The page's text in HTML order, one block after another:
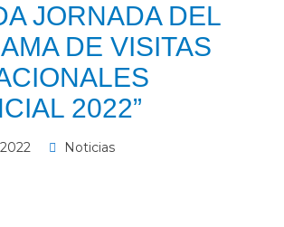
JORNADA DEL
DE VISITAS
2022”
Noticias